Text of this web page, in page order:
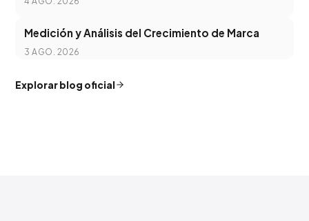
Medición y Análisis del Crecimiento de Marca
3 AGO. 2026
Explorar blog oficial